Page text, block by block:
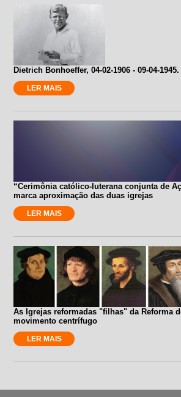
Dietrich Bonhoeffer, 04-02-1906 - 09-04-
LER MAIS
“Cerimônia católico-luterana conjunta de
marca aproximação das duas igrejas
LER MAIS
As Igrejas reformadas "filhas" da Reforma
movimento centrífugo
LER MAIS